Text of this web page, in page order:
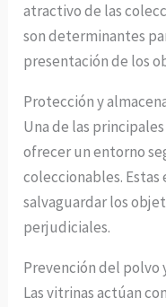
atractivo de las
son determinantes
presentación de los
Protección y
Una de las
ofrecer un entorno
coleccionables.
salvaguardar los
perjudiciales.
Prevención del polvo
Las vitrinas actúan